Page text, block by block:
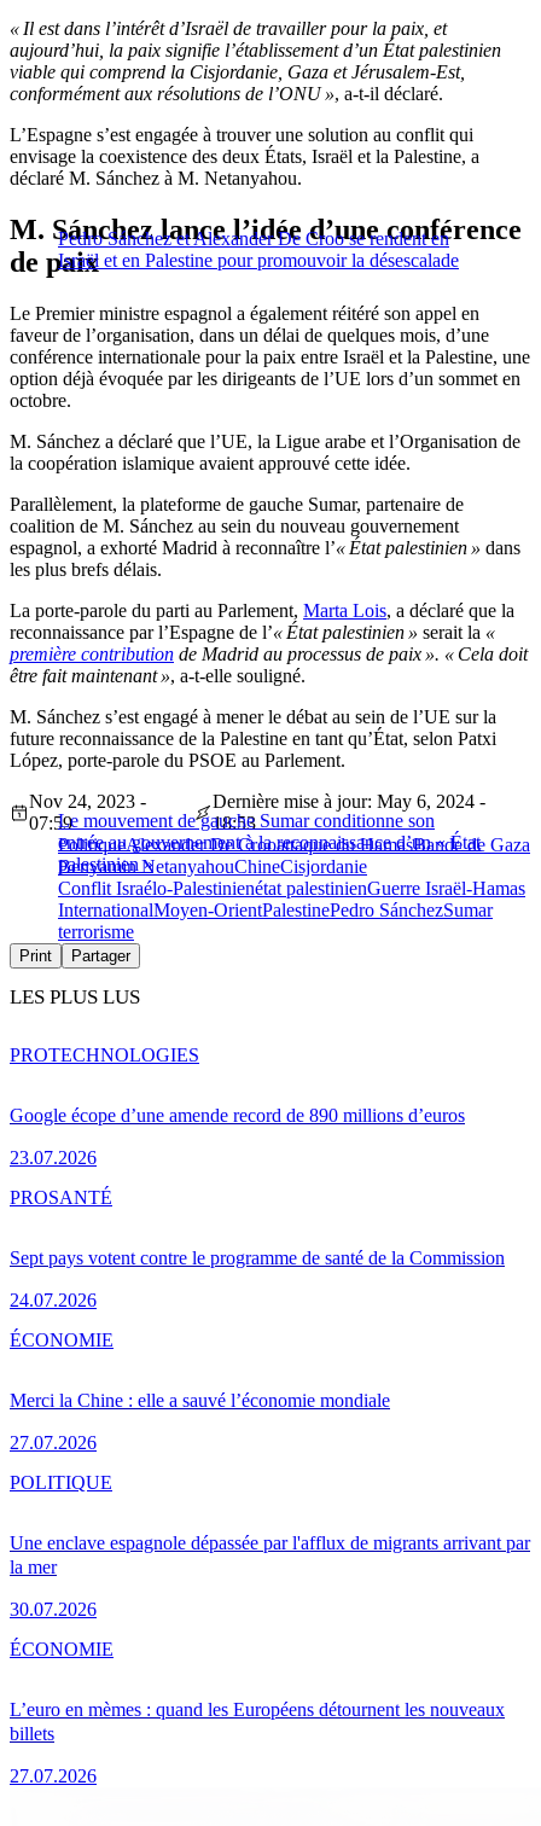
« Il est dans l’intérêt d’Israël de travailler pour la paix, et
aujourd’hui, la paix signifie l’établissement d’un État palestinien
viable qui comprend la Cisjordanie, Gaza et Jérusalem-Est,
conformément aux résolutions de l’ONU », a-t-il déclaré.
L’Espagne s’est engagée à trouver une solution au conflit qui
envisage la coexistence des deux États, Israël et la Palestine, a
déclaré M. Sánchez à M. Netanyahou.
Pedro Sánchez et Alexander De Croo se rendent en
Israël et en Palestine pour promouvoir la désescalade
M. Sánchez lance l’idée d’une conférence
de paix
Le Premier ministre espagnol a également réitéré son appel en
faveur de l’organisation, dans un délai de quelques mois, d’une
conférence internationale pour la paix entre Israël et la Palestine, une
option déjà évoquée par les dirigeants de l’UE lors d’un sommet en
octobre.
M. Sánchez a déclaré que l’UE, la Ligue arabe et l’Organisation de
la coopération islamique avaient approuvé cette idée.
Parallèlement, la plateforme de gauche Sumar, partenaire de
coalition de M. Sánchez au sein du nouveau gouvernement
espagnol, a exhorté Madrid à reconnaître l’« État palestinien » dans
les plus brefs délais.
La porte-parole du parti au Parlement, Marta Lois, a déclaré que la
reconnaissance par l’Espagne de l’« État palestinien » serait la «
première contribution de Madrid au processus de paix ». « Cela doit
être fait maintenant », a-t-elle souligné.
M. Sánchez s’est engagé à mener le débat au sein de l’UE sur la
future reconnaissance de la Palestine en tant qu’État, selon Patxi
López, porte-parole du PSOE au Parlement.
Le mouvement de gauche Sumar conditionne son
entrée au gouvernement à la reconnaissance d’un « État
palestinien »
Nov 24, 2023 -
07:59
Dernière mise à jour: May 6, 2024 -
18:53
PolitiqueAlexander De Crooattaque du HamasBande de Gaza
Benyamin NetanyahouChineCisjordanie
Conflit Israélo-Palestinienétat palestinienGuerre Israël-Hamas
InternationalMoyen-OrientPalestinePedro SánchezSumar
terrorisme
Print Partager
LES PLUS LUS
Google écope d’une amende record de 890 millions d’euros
23.07.2026
PROTECHNOLOGIES
Sept pays votent contre le programme de santé de la Commission
24.07.2026
PROSANTÉ
Merci la Chine : elle a sauvé l’économie mondiale
27.07.2026
ÉCONOMIE
Une enclave espagnole dépassée par l'afflux de migrants arrivant par
la mer
30.07.2026
POLITIQUE
L’euro en mèmes : quand les Européens détournent les nouveaux
billets
27.07.2026
ÉCONOMIE